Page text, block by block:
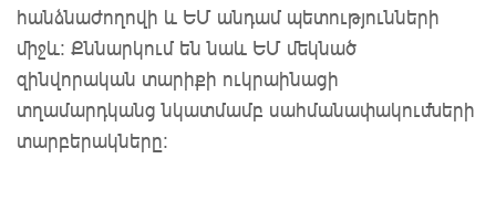
հանձնաժողովի և ԵՄ անդամ պետությունների
միջև: Քննարկում են նաև ԵՄ մեկնած
զինվորական տարիքի ուկրաինացի
տղամարդկանց նկատմամբ սահմանափակումների
տարբերակները: